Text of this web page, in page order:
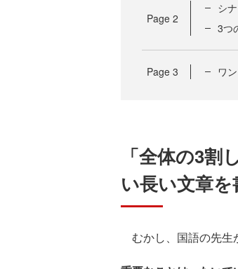
Page 2
シ
3つ
Page 3 ワ
「全体の3
い長い文章
むかし、国語の先生